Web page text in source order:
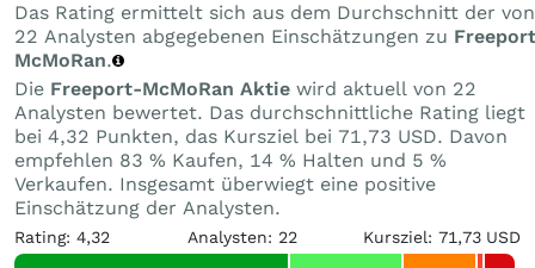
Druckenmiller) nutzen …
Das Rating ermittelt sich aus dem Durchschnitt der von
22 Analysten abgegebenen Einschätzungen zu
McMoRan.
Die Freeport-McMoRan Aktie wird aktuell von 22
Analysten bewertet. Das durchschnittliche Rating liegt
bei 4,32 Punkten, das Kursziel bei 71,73 USD. Davon
empfehlen 83 % Kaufen, 14 % Halten und 5 %
Verkaufen. Insgesamt überwiegt eine positive
Einschätzung der Analysten.
Rating: 4,32 Analysten: 22 Kursziel: 71,73 USD